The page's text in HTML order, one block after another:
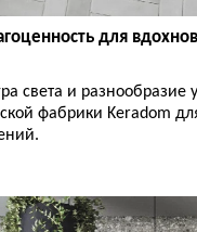
для
света и разнообразие
фабрики Keradom